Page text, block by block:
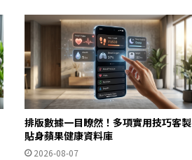
排版數據一目瞭然！多項實用技巧客製
貼身蘋果健康資料庫
2026-08-07